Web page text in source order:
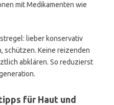
mit Medikamenten wie
lieber konservativ
schützen. Keine reizenden
abklären. So reduzierst
für Haut und